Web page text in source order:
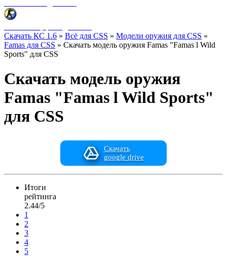
Скачать КС 1.6 » Всё для CSS » Модели оружия для CSS »
Famas для CSS » Скачать модель оружия Famas "Famas l Wild
Sports" для CSS
Скачать модель оружия
Famas "Famas l Wild Sports"
для CSS
Скачать
google drive
Итоги
рейтинга
2.44/5
1
2
3
4
5